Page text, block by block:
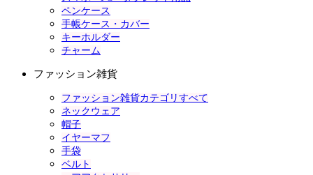
ペンケース
手帳ケース・カバー
キーホルダー
チャーム
ファッション雑貨
ファッション雑貨カテゴリすべて
ネックウェア
帽子
イヤーマフ
手袋
ベルト